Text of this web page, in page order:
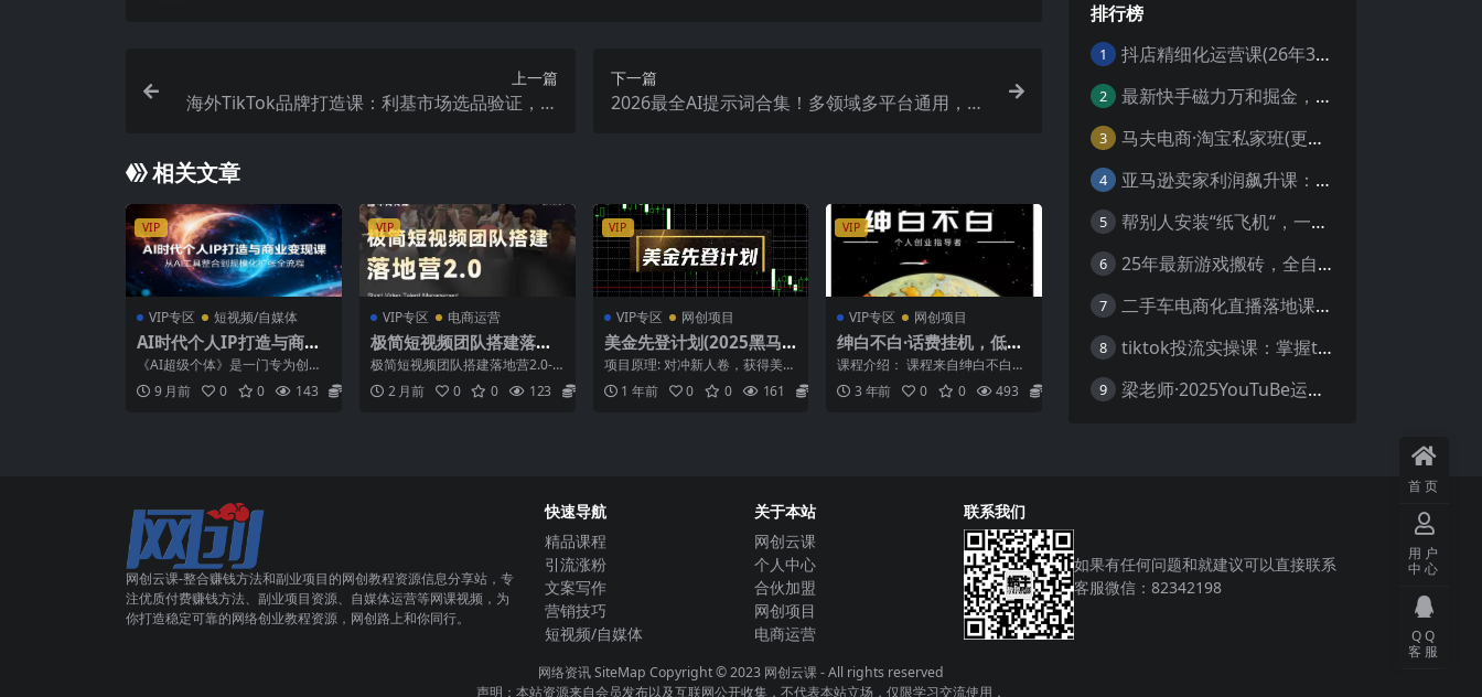
上一篇
海外TikTok品牌打造课：利基市场选品验证，爆
下一篇
2026最全AI提示词合集！多领域多平台通用，涵
相关文章
VIP
VIP专区 短视频/自媒体
AI时代个人IP打造与商业
变现课，从AI工具整合到
规模化扩张全流程
《AI超级个体》是一门专为创业
者设计的AI时代个人IP打造与商
业变现课程，以AI...
9 月前 0 0 143
VIP
VIP专区 电商运营
极简短视频团队搭建落地
营2.0-2026年线下课，适
合做短视频、运营、团队
搭建的朋友，直接上手
极简短视频团队搭建落地营2.0-2
026年线下课，适合做短视频、
运营、团队搭建的...
2 月前 0 0 123
VIP
VIP专区 网创项目
美金先登计划(2025黑马
项目
项目原理: 对冲新人卷，获得美金
收益。单人每日3小时工作量，收
益130美金，合计...
1 年前 0 0 161
VIP
VIP专区 网创项目
绅白不白·话费挂机，低保
项目，月赚1000 以上全自
动化收益
课程介绍： 课程来自绅白不白的
话费挂机，低保项目，价值398
元。这个项目已经稳定...
3 年前 0 0 493
排行榜
1 抖店精细化运营课(26年3月更新
2 最新快手磁力万和掘金，自动搬砖，轻松日入100-200，操作简单
3 马夫电商·淘宝私家班(更新3月)
4 亚马逊卖家利润飙升课：从品类成功公式到海王打法，让每个SKU都成爆款一路飙升(更新26年3月
5 帮别人安装“纸飞机“，一单赚10—30元不等：附：免费节点
6 25年最新游戏搬砖，全自动挂机，不需要玩游戏，单手机操作日入300+
7 二手车电商化直播落地课，从0到1带你玩转二手车直播
8 tiktok投流实操课：掌握tiktok投流底层逻辑 独家TK投流玩法
9 梁老师·2025YouTuBe运营掘金指南
网创云课-整合赚钱方法和副业项目的网创教程资源信息分享站，专
注优质付费赚钱方法、副业项目资源、自媒体运营等网课视频，为
你打造稳定可靠的网络创业教程资源，网创路上和你同行。
快速导航
精品课程
引流涨粉
文案写作
营销技巧
短视频/自媒体
关于本站
网创云课
个人中心
合伙加盟
网创项目
电商运营
联系我们
如果有任何问题和就建议可以直接联系
客服微信：82342198
网络资讯SiteMap Copyright © 2023 网创云课- All rights reserved
声明：本站资源来自会员发布以及互联网公开收集，不代表本站立场，仅限学习交流使用，
首页
用户
中心
QQ
客服